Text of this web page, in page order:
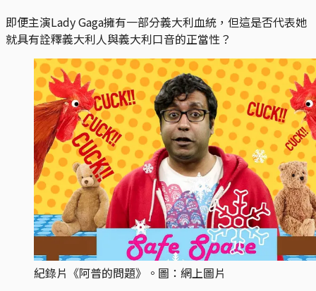
即便主演Lady Gaga擁有一部分義大利血統，但這是否代表她
就具有詮釋義大利人與義大利口音的正當性？
紀錄片《阿普的問題》。圖：網上圖片